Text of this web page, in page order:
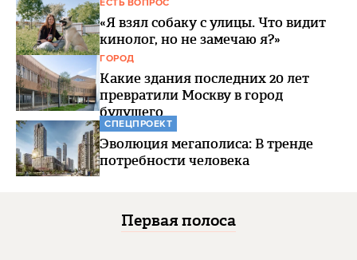
ЕСТЬ ВОПРОС
«Я взял собаку с улицы. Что видит
кинолог, но не замечаю я?»
ГОРОД
Какие здания последних 20 лет
превратили Москву в город
будущего
СПЕЦПРОЕКТ
Эволюция мегаполиса: В тренде
потребности человека
Первая полоса